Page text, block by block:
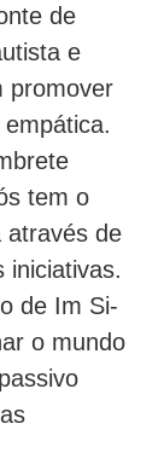
de
e
promover
tem o
através de
iniciativas.
de Im Si-
o mundo